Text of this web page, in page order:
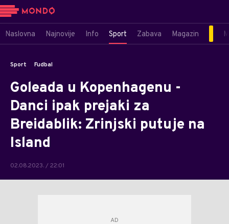
Naslovna Najnovije Info Sport Zabava Magazin
Sport Fudbal
Goleada u Kopenhagenu -
Danci ipak prejaki za
Breidablik: Zrinjski putuje na
Island
02.08.2023. / 22:01